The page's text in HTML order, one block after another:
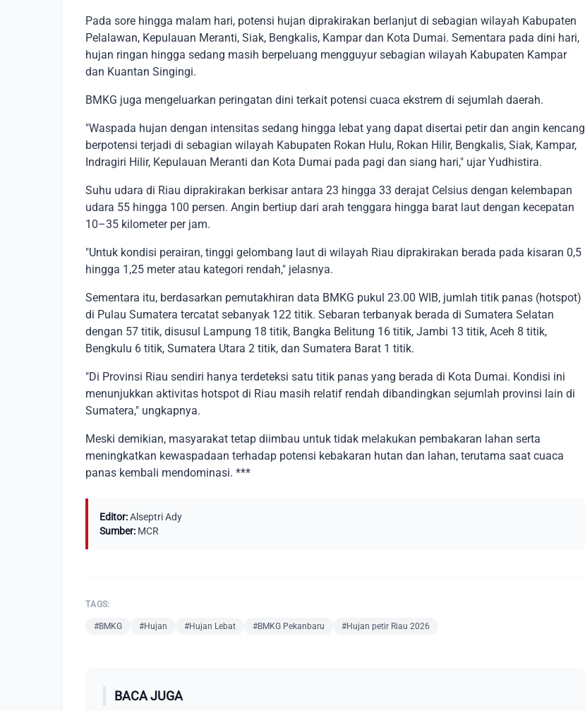
Pada sore hingga malam hari, potensi hujan diprakirakan berlanjut di sebagian wilayah Kabupaten
Pelalawan, Kepulauan Meranti, Siak, Bengkalis, Kampar dan Kota Dumai. Sementara pada dini hari,
hujan ringan hingga sedang masih berpeluang mengguyur sebagian wilayah Kabupaten Kampar
dan Kuantan Singingi.
BMKG juga mengeluarkan peringatan dini terkait potensi cuaca ekstrem di sejumlah daerah.
"Waspada hujan dengan intensitas sedang hingga lebat yang dapat disertai petir dan angin kencang
berpotensi terjadi di sebagian wilayah Kabupaten Rokan Hulu, Rokan Hilir, Bengkalis, Siak, Kampar,
Indragiri Hilir, Kepulauan Meranti dan Kota Dumai pada pagi dan siang hari," ujar Yudhistira.
Suhu udara di Riau diprakirakan berkisar antara 23 hingga 33 derajat Celsius dengan kelembapan
udara 55 hingga 100 persen. Angin bertiup dari arah tenggara hingga barat laut dengan kecepatan
10–35 kilometer per jam.
"Untuk kondisi perairan, tinggi gelombang laut di wilayah Riau diprakirakan berada pada kisaran 0,5
hingga 1,25 meter atau kategori rendah," jelasnya.
Sementara itu, berdasarkan pemutakhiran data BMKG pukul 23.00 WIB, jumlah titik panas (hotspot)
di Pulau Sumatera tercatat sebanyak 122 titik. Sebaran terbanyak berada di Sumatera Selatan
dengan 57 titik, disusul Lampung 18 titik, Bangka Belitung 16 titik, Jambi 13 titik, Aceh 8 titik,
Bengkulu 6 titik, Sumatera Utara 2 titik, dan Sumatera Barat 1 titik.
"Di Provinsi Riau sendiri hanya terdeteksi satu titik panas yang berada di Kota Dumai. Kondisi ini
menunjukkan aktivitas hotspot di Riau masih relatif rendah dibandingkan sejumlah provinsi lain di
Sumatera," ungkapnya.
Meski demikian, masyarakat tetap diimbau untuk tidak melakukan pembakaran lahan serta
meningkatkan kewaspadaan terhadap potensi kebakaran hutan dan lahan, terutama saat cuaca
panas kembali mendominasi. ***
Editor:Alseptri Ady
Sumber: MCR
TAGS:
#BMKG #Hujan #Hujan Lebat #BMKG Pekanbaru #Hujan petir Riau 2026
BACA JUGA